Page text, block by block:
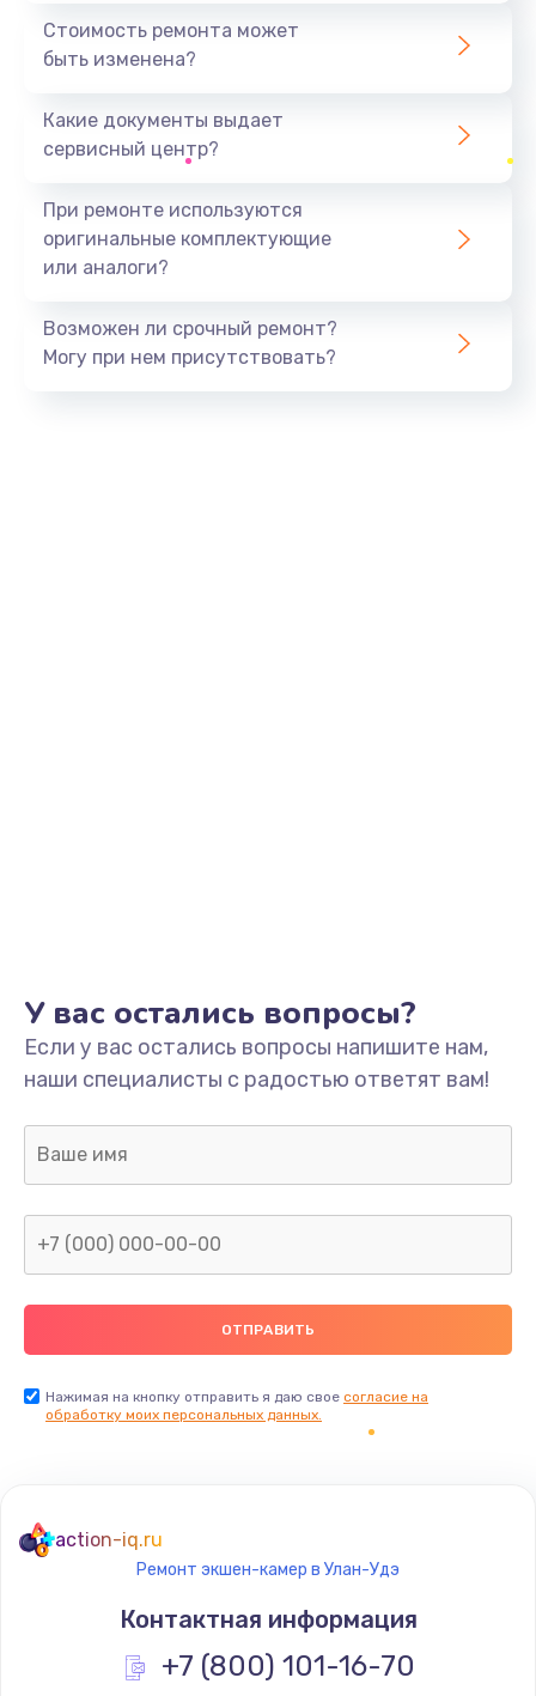
1440 руб.
Ремонт южного моста
Замена батарейки BIOS
Заказать
Замена/Pемонт карбюратора
1300 руб.
Заказать
Ремонт капиллярной трубки
400 руб.
Заказать
Замена термостата
1200 руб.
Заказать
Стоимость ремонта может
быть изменена?
Какие документы выдает
сервисный центр?
При ремонте используются
оригинальные комплектующие
или аналоги?
Возможен ли срочный ремонт?
Могу при нем присутствовать?
У вас остались вопросы?
Если у вас остались вопросы напишите нам,
наши специалисты с радостью ответят вам!
Нажимая на кнопку отправить я даю свое согласие на
обработку моих персональных данных.
action-iq.ru
Ремонт экшен-камер в Улан-Удэ
Контактная информация
+7 (800) 101-16-70